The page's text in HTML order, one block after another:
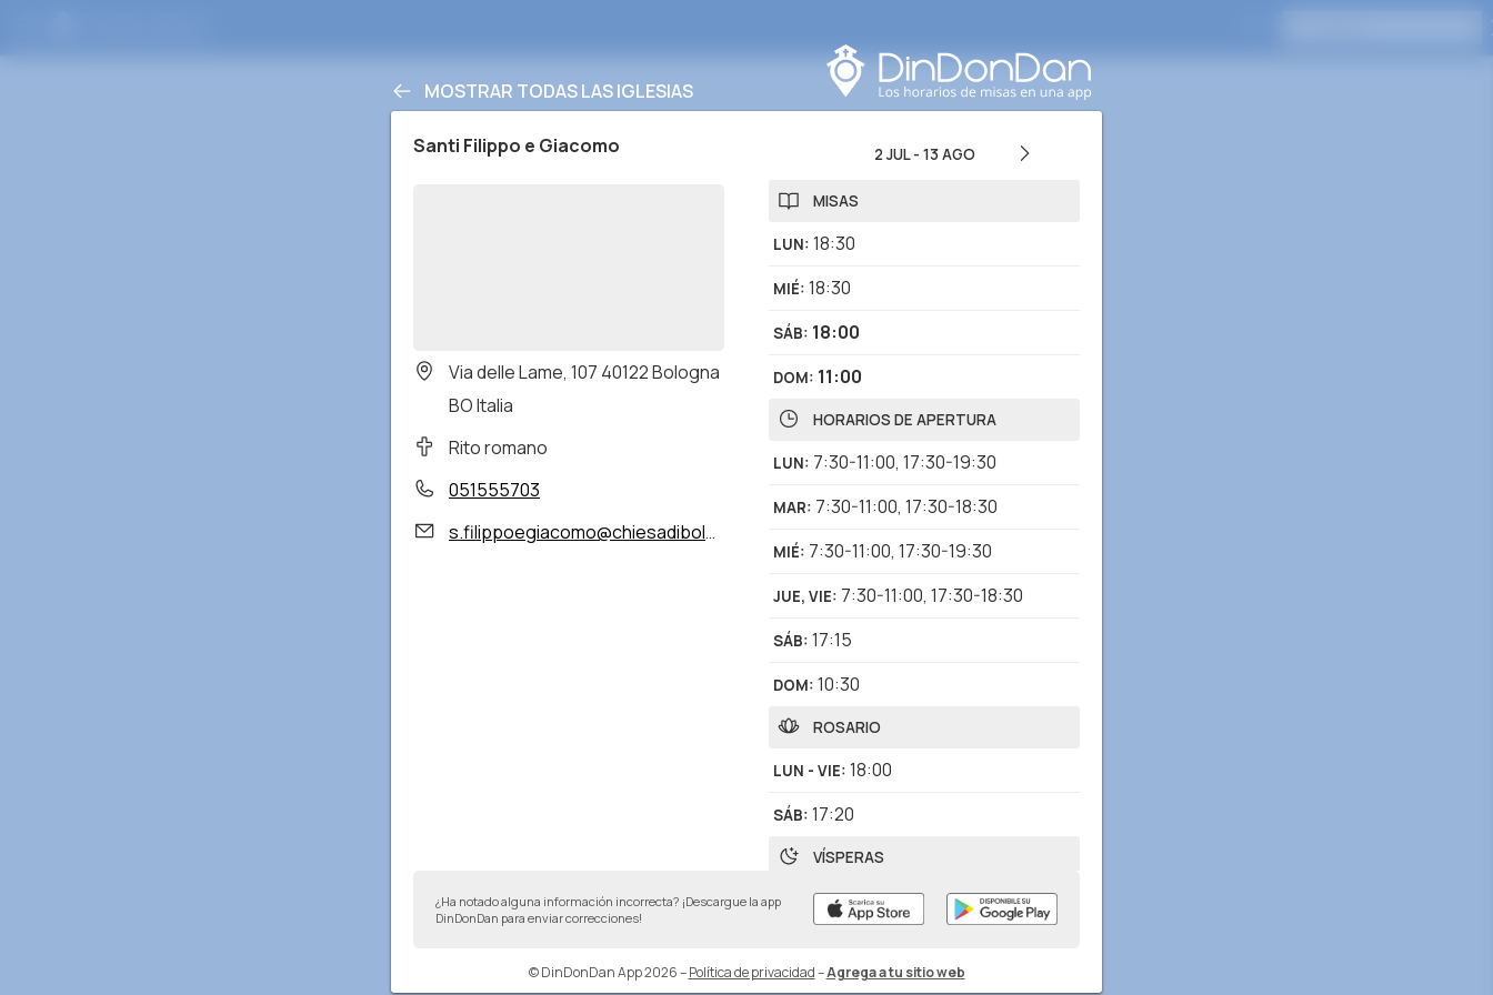
MOSTRAR TODAS LAS IGLESIAS
Santi Filippo e Giacomo
Via delle Lame, 107 40122 Bologna
BO Italia
Rito romano
051555703
s.filippoegiacomo@chiesadibologna.it
2 JUL- 13 AGO
MISAS
LUN: 18:30
MIÉ: 18:30
SÁB: 18:00
DOM: 11:00
HORARIOS DE APERTURA
LUN: 7:30-11:00, 17:30-19:30
MAR: 7:30-11:00, 17:30-18:30
MIÉ: 7:30-11:00, 17:30-19:30
JUE, VIE: 7:30-11:00, 17:30-18:30
SÁB: 17:15
DOM: 10:30
ROSARIO
LUN - VIE: 18:00
SÁB: 17:20
VÍSPERAS
SÁB 18:40
¿Ha notado alguna información incorrecta? ¡Descargue la app
DinDonDan para enviar correcciones!
© DinDonDan App 2026– Política de privacidad–Agrega a tu sitio web